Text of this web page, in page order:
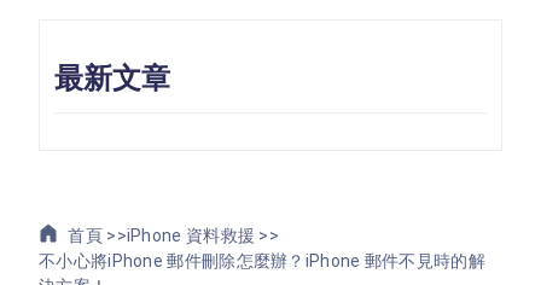
最新文章
首頁 >>iPhone 資料救援 >>
不小心將iPhone 郵件刪除怎麼辦？iPhone 郵件不見時的解